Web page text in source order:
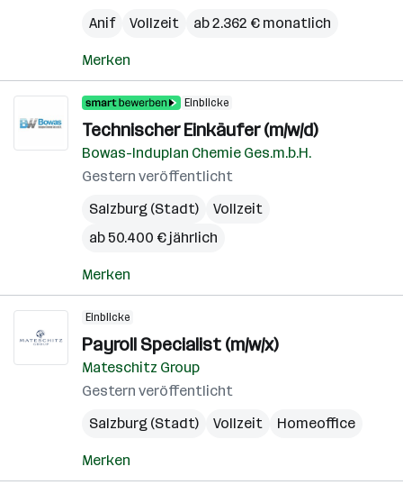
Anif
Vollzeit ab 2.362 € monatlich
Merken
Einblicke
Technischer Einkäufer (m/w/d)
Bowas-Induplan Chemie Ges.m.b.H.
Gestern veröffentlicht
Salzburg (Stadt)
Vollzeit
ab 50.400 € jährlich
Merken
Einblicke
Payroll Specialist (m/w/x)
Mateschitz Group
Gestern veröffentlicht
Salzburg (Stadt)
Vollzeit Homeoffice
Merken